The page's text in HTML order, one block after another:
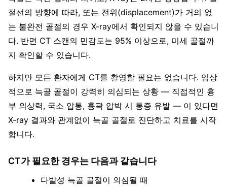
절선의 방향에 따라, 또는 전위(displacement)가 거의 없
는 불완전 골절의 경우 X-ray에서 확인되지 않을 수 있습니
다. 반면 CT 스캔의 민감도는 95% 이상으로, 미세 골절까
지 확인할 수 있습니다.
하지만 모든 환자에게 CT를 촬영할 필요는 없습니다. 임상
적으로 늑골 골절이 강력히 의심되는 상황 — 직접적인 흉
부 외상력, 국소 압통, 흉곽 압박 시 통증 유발 — 이 있다면
X-ray 결과와 관계없이 늑골 골절로 진단하고 치료를 시작
합니다.
CT가 필요한 경우는 다음과 같습니다
다발성 늑골 골절이 의심될 때